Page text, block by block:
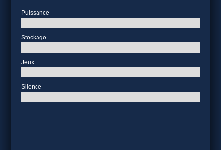
Puissance
Stockage
Jeux
Silence